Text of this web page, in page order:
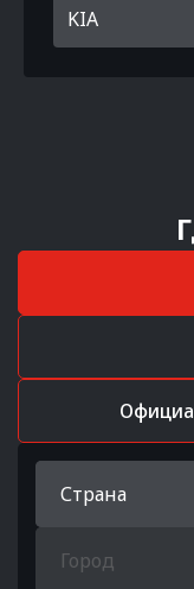
KIA
Страна
Город